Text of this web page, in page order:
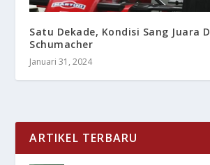
Satu Dekade, Kondisi Sang Juara
Schumacher
Januari 31, 2024
ARTIKEL TERBARU